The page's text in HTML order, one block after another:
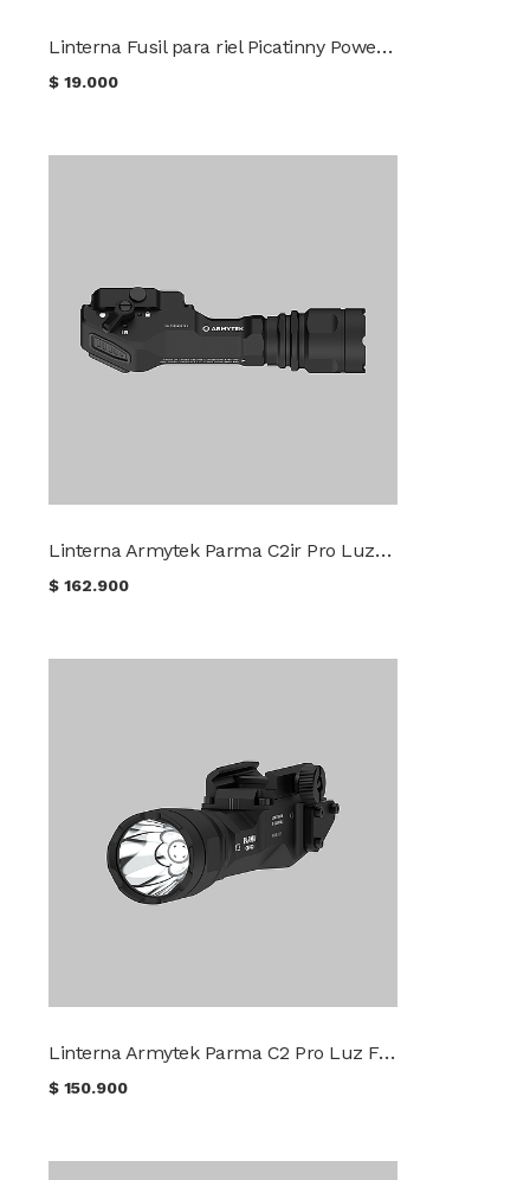
Linterna Fusil para riel Picatinny Power Style BL-Q90
$19.000
Linterna Armytek Parma C2ir Pro Luz Blanca / IR
$162.900
Linterna Armytek Parma C2 Pro Luz Fría
$150.900